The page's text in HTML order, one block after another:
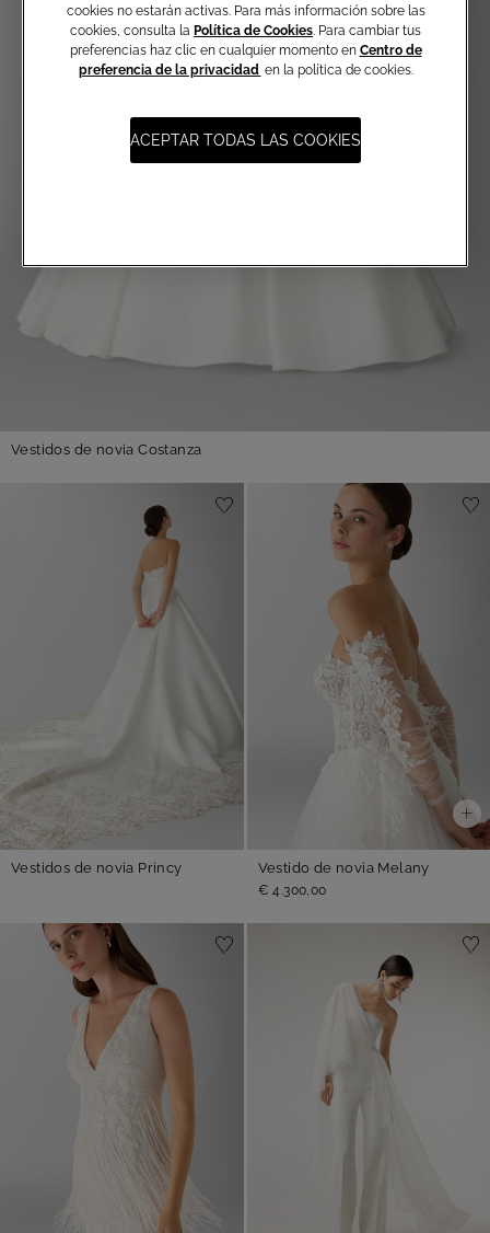
Vestidos de novia Costanza
Vestidos de novia Princy Vestido de novia Melany
€ 4.300,00
cookies no estarán activas. Para más información sobre las
cookies, consulta la Política de Cookies . Para cambiar tus
preferencias haz clic en cualquier momento en Centro de
preferencia de la privacidad en la política de cookies.
ACEPTAR TODAS LAS COOKIES